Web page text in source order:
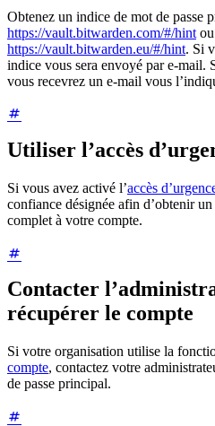
Obtenez un indice de mot de passe
https://vault.bitwarden.com/#/hint ou
https://vault.bitwarden.eu/#/hint. Si
indice vous sera envoyé par e-mail.
vous recevrez un e-mail vous
Utiliser l’accès
Si vous avez activé l’accès
confiance désignée afin d’obtenir
complet à votre compte.
Contacter
récupérer le compte
Si votre organisation utilise la
compte, contactez votre
de passe principal.